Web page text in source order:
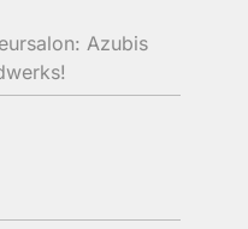
Azubis